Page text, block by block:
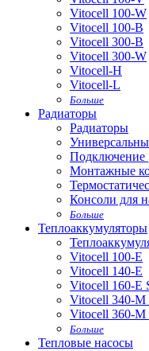
Vitocell 100-W
Vitocell 100-B
Vitocell 300-B
Vitocell 300-W
Vitocell-H
Vitocell-L
Больше
Радиаторы
Радиаторы
Подключение
Монтажные
Консоли для
Больше
Теплоаккумуляторы
Vitocell 100-E
Vitocell 140-E
Vitocell 160-E
Vitocell 340-
Vitocell 360-
Больше
Тепловые насосы